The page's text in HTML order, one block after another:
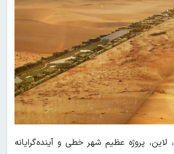
، لاین،‌ پروژه عظیم شهر خطی و آینده‌گرایانه